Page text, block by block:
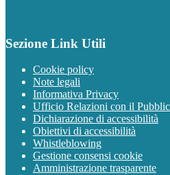
Sezione Link Utili
Cookie policy
Note legali
Informativa Privacy
Ufficio Relazioni con il
Dichiarazione di accessibilità
Obiettivi di accessibilità
Whistleblowing
Gestione consensi cookie
Amministrazione trasparente